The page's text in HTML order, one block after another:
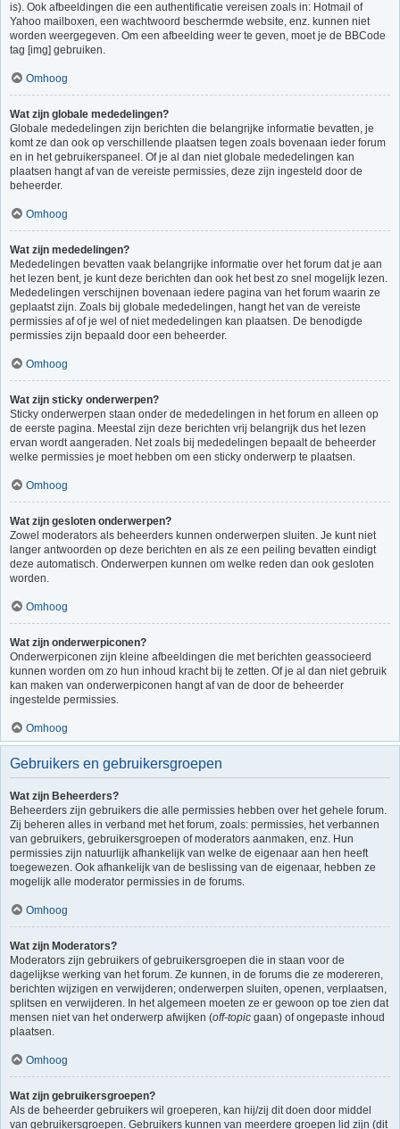
is). Ook afbeeldingen die een authentificatie vereisen zoals in: Hotmail of
Yahoo mailboxen, een wachtwoord beschermde website, enz. kunnen niet
worden weergegeven. Om een afbeelding weer te geven, moet je de BBCode
tag [img] gebruiken.
Omhoog
Wat zijn globale mededelingen?
Globale mededelingen zijn berichten die belangrijke informatie bevatten, je
komt ze dan ook op verschillende plaatsen tegen zoals bovenaan ieder forum
en in het gebruikerspaneel. Of je al dan niet globale mededelingen kan
plaatsen hangt af van de vereiste permissies, deze zijn ingesteld door de
beheerder.
Omhoog
Wat zijn mededelingen?
Mededelingen bevatten vaak belangrijke informatie over het forum dat je aan
het lezen bent, je kunt deze berichten dan ook het best zo snel mogelijk lezen.
Mededelingen verschijnen bovenaan iedere pagina van het forum waarin ze
geplaatst zijn. Zoals bij globale mededelingen, hangt het van de vereiste
permissies af of je wel of niet mededelingen kan plaatsen. De benodigde
permissies zijn bepaald door een beheerder.
Omhoog
Wat zijn sticky onderwerpen?
Sticky onderwerpen staan onder de mededelingen in het forum en alleen op
de eerste pagina. Meestal zijn deze berichten vrij belangrijk dus het lezen
ervan wordt aangeraden. Net zoals bij mededelingen bepaalt de beheerder
welke permissies je moet hebben om een sticky onderwerp te plaatsen.
Omhoog
Wat zijn gesloten onderwerpen?
Zowel moderators als beheerders kunnen onderwerpen sluiten. Je kunt niet
langer antwoorden op deze berichten en als ze een peiling bevatten eindigt
deze automatisch. Onderwerpen kunnen om welke reden dan ook gesloten
worden.
Omhoog
Wat zijn onderwerpiconen?
Onderwerpiconen zijn kleine afbeeldingen die met berichten geassocieerd
kunnen worden om zo hun inhoud kracht bij te zetten. Of je al dan niet gebruik
kan maken van onderwerpiconen hangt af van de door de beheerder
ingestelde permissies.
Omhoog
Gebruikers en gebruikersgroepen
Wat zijn Beheerders?
Beheerders zijn gebruikers die alle permissies hebben over het gehele forum.
Zij beheren alles in verband met het forum, zoals: permissies, het verbannen
van gebruikers, gebruikersgroepen of moderators aanmaken, enz. Hun
permissies zijn natuurlijk afhankelijk van welke de eigenaar aan hen heeft
toegewezen. Ook afhankelijk van de beslissing van de eigenaar, hebben ze
mogelijk alle moderator permissies in de forums.
Omhoog
Wat zijn Moderators?
Moderators zijn gebruikers of gebruikersgroepen die in staan voor de
dagelijkse werking van het forum. Ze kunnen, in de forums die ze modereren,
berichten wijzigen en verwijderen; onderwerpen sluiten, openen, verplaatsen,
splitsen en verwijderen. In het algemeen moeten ze er gewoon op toe zien dat
mensen niet van het onderwerp afwijken (off-topic gaan) of ongepaste inhoud
plaatsen.
Omhoog
Wat zijn gebruikersgroepen?
Als de beheerder gebruikers wil groeperen, kan hij/zij dit doen door middel
van gebruikersgroepen. Gebruikers kunnen van meerdere groepen lid zijn (dit